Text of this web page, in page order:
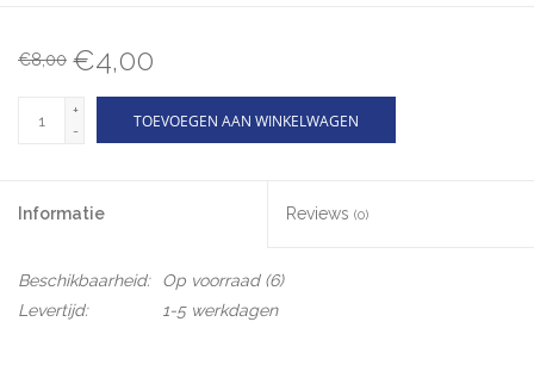
€8,00 €4,00
+
-
TOEVOEGEN AAN WINKELWAGEN
Informatie Reviews (0)
Beschikbaarheid: Op voorraad(6)
Levertijd:
1-5 werkdagen